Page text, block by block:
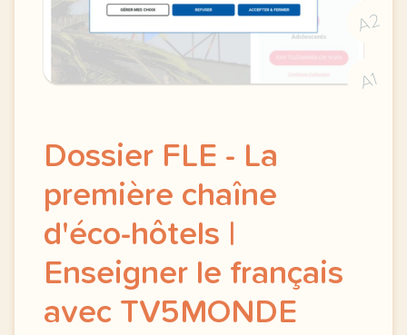
A2
A1
Dossier FLE - La
première chaîne
d'éco-hôtels |
Enseigner le français
avec TV5MONDE